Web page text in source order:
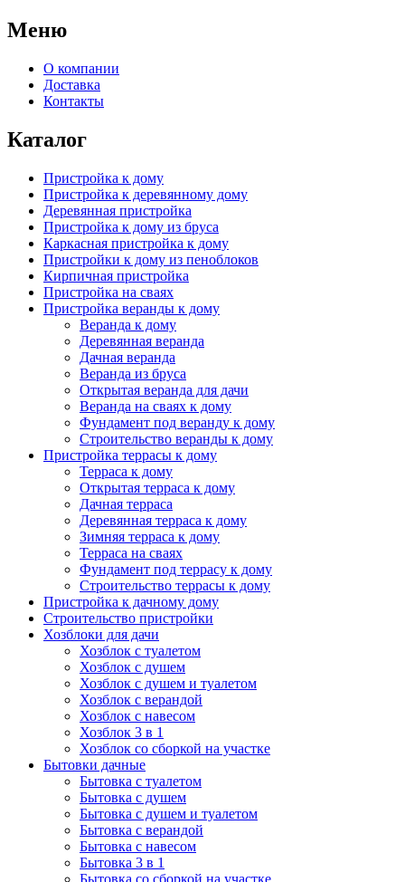
Меню
О компании
Доставка
Контакты
Каталог
Пристройка к дому
Пристройка к деревянному дому
Деревянная пристройка
Пристройка к дому из бруса
Каркасная пристройка к дому
Пристройки к дому из пеноблоков
Кирпичная пристройка
Пристройка на сваях
Пристройка веранды к дому
Веранда к дому
Деревянная веранда
Дачная веранда
Веранда из бруса
Открытая веранда для дачи
Веранда на сваях к дому
Фундамент под веранду к дому
Строительство веранды к дому
Пристройка террасы к дому
Терраса к дому
Открытая терраса к дому
Дачная терраса
Деревянная терраса к дому
Зимняя терраса к дому
Терраса на сваях
Фундамент под террасу к дому
Строительство террасы к дому
Пристройка к дачному дому
Строительство пристройки
Хозблоки для дачи
Хозблок с туалетом
Хозблок с душем
Хозблок с душем и туалетом
Хозблок с верандой
Хозблок с навесом
Хозблок 3 в 1
Хозблок со сборкой на участке
Бытовки дачные
Бытовка с туалетом
Бытовка с душем
Бытовка с душем и туалетом
Бытовка с верандой
Бытовка с навесом
Бытовка 3 в 1
Бытовка со сборкой на участке